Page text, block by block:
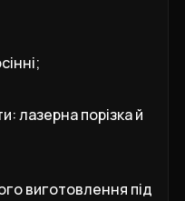
лазерна порізка й
виготовлення під